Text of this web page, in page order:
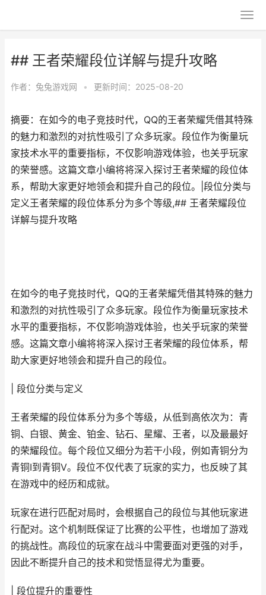
## 王者荣耀段位详解与提升攻略
作者： 兔兔游戏网 • 更新时间：2025-08-20
摘要：在如今的电子竞技时代，QQ的王者荣耀凭借其特殊
的魅力和激烈的对抗性吸引了众多玩家。段位作为衡量玩
家技术水平的重要指标，不仅影响游戏体验，也关乎玩家
的荣誉感。这篇文章小编将将深入探讨王者荣耀的段位体
系，帮助大家更好地领会和提升自己的段位。|段位分类与
定义王者荣耀的段位体系分为多个等级,## 王者荣耀段位
详解与提升攻略
在如今的电子竞技时代，QQ的王者荣耀凭借其特殊的魅力
和激烈的对抗性吸引了众多玩家。段位作为衡量玩家技术
水平的重要指标，不仅影响游戏体验，也关乎玩家的荣誉
感。这篇文章小编将将深入探讨王者荣耀的段位体系，帮
助大家更好地领会和提升自己的段位。
| 段位分类与定义
王者荣耀的段位体系分为多个等级，从低到高依次为：青
铜、白银、黄金、铂金、钻石、星耀、王者，以及最最好
的荣耀段位。每个段位又细分为若干小段，例如青铜分为
青铜Ⅰ到青铜Ⅴ。段位不仅代表了玩家的实力，也反映了其
在游戏中的经历和成就。
玩家在进行匹配对局时，会根据自己的段位与其他玩家进
行配对。这个机制既保证了比赛的公平性，也增加了游戏
的挑战性。高段位的玩家在战斗中需要面对更强的对手，
因此不断提升自己的技术和觉悟显得尤为重要。
| 段位提升的重要性